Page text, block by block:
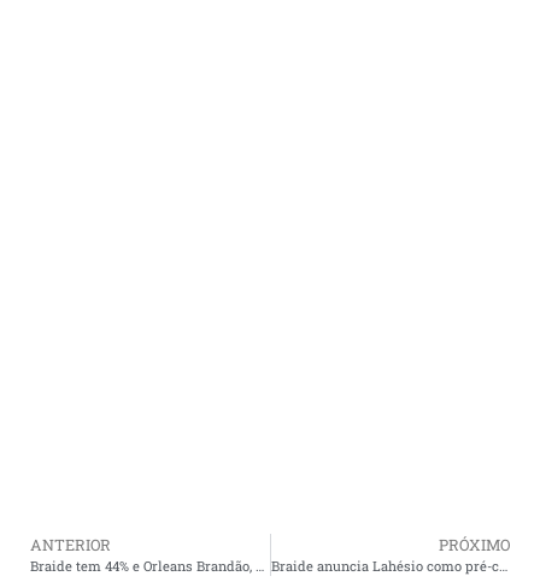
ANTERIOR
Braide tem 44% e Orleans Brandão, 31%, diz pesquisa Real Time; para o Senado disputa segue embolada
PRÓXIMO
Braide anuncia Lahésio como pré-candidato ao Senado e oficializa aliança para 2026